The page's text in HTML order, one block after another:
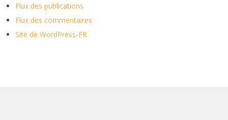
Flux des publications
Flux des commentaires
Site de WordPress-FR